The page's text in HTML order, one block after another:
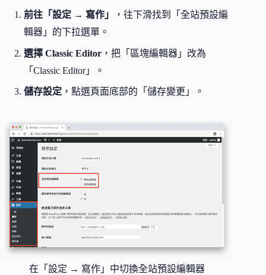
前往「設定 → 寫作」
，往下滑找到「全站預設編
輯器」的下拉選單。
選擇 Classic Editor ，把「區塊編輯器」改為
「Classic Editor」。
儲存設定 ，點選頁面底部的「儲存變更」。
在「設定 → 寫作」中切換全站預設編輯器